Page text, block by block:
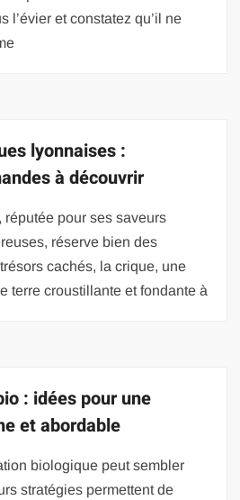
l’évier et constatez qu’il ne
lyonnaises :
à découvrir
pour ses saveurs
réserve bien des
cachés, la crique, une
terre croustillante et fondante à
: idées pour une
et abordable
biologique peut sembler
stratégies permettent de